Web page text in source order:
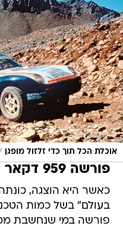
אוכלת הכל תוך כדי זלזול מופגן
פורשה 959 דקאר
בעולם" בשל כמות
פורשה במי שנחשבת